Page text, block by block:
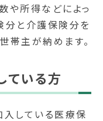
や所得などによっ
分と介護保険分を
帯主が納めます。
ている方
入している医療保